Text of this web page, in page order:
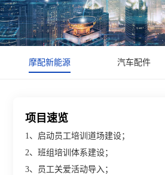
摩配新能源 汽车配件
项目速览
1、启动员工培训道场建设；
2、班组培训体系建设；
3、员工关爱活动导入；